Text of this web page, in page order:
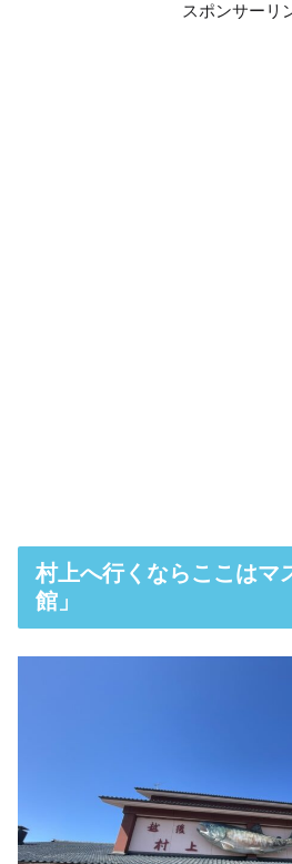
スポンサーリ
村上へ行くならここはマ
館」